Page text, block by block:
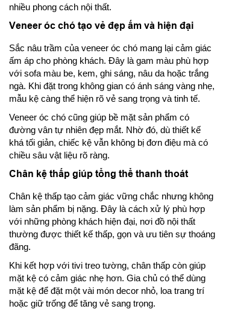
nhiều phong cách nội thất.
Veneer óc chó tạo vẻ đẹp ấm và hiện đại
Sắc nâu trầm của veneer óc chó mang lại cảm giác
ấm áp cho phòng khách. Đây là gam màu phù hợp
với sofa màu be, kem, ghi sáng, nâu da hoặc trắng
ngà. Khi đặt trong không gian có ánh sáng vàng nhẹ,
mẫu kệ càng thể hiện rõ vẻ sang trọng và tinh tế.
Veneer óc chó cũng giúp bề mặt sản phẩm có
đường vân tự nhiên đẹp mắt. Nhờ đó, dù thiết kế
khá tối giản, chiếc kệ vẫn không bị đơn điệu mà có
chiều sâu vật liệu rõ ràng.
Chân kệ thấp giúp tổng thể thanh thoát
Chân kệ thấp tạo cảm giác vững chắc nhưng không
làm sản phẩm bị nặng. Đây là cách xử lý phù hợp
với những phòng khách hiện đại, nơi đồ nội thất
thường được thiết kế thấp, gọn và ưu tiên sự thoáng
đãng.
Khi kết hợp với tivi treo tường, chân thấp còn giúp
mặt kệ có cảm giác nhẹ hơn. Gia chủ có thể dùng
mặt kệ để đặt một vài món decor nhỏ, loa trang trí
hoặc giữ trống để tăng vẻ sang trọng.